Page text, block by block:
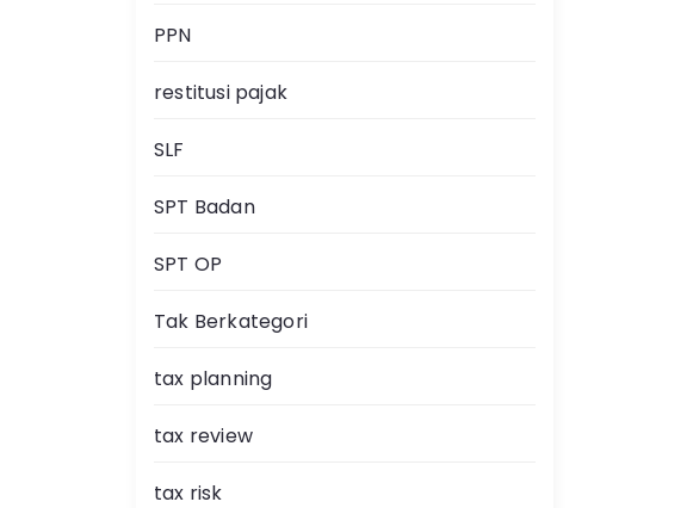
PPN
restitusi pajak
SLF
SPT Badan
SPT OP
Tak Berkategori
tax planning
tax review
tax risk